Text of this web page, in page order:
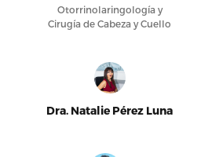
Otorrinolaringología y
Cirugía de Cabeza y Cuello
Dra. Natalie Pérez Luna